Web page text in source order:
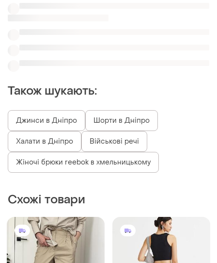
Також шукають:
Джинси в Дніпро Шорти в Дніпро
Халати в Дніпро Військові речі
Жіночі брюки reebok в хмельницькому
Схожі товари